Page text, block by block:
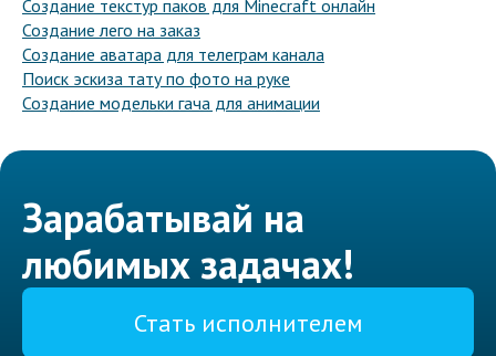
Создание текстур паков для Minecraft онлайн
Создание лего на заказ
Создание аватара для телеграм канала
Поиск эскиза тату по фото на руке
Создание модельки гача для анимации
Зарабатывай на
любимых задачах!
Стать исполнителем